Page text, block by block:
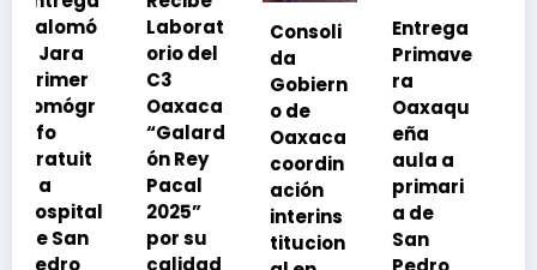
Laborat
orio del
C3
Oaxaca
“Galard
ón Rey
Pacal
2025”
por su
calidad
Consoli
da
Gobiern
o de
Oaxaca
coordin
ación
interins
titucion
Entrega
Primave
ra
Oaxaqu
eña
aula a
primari
a de
San
Exhorta
SSO a
rse de
neumoc
oco
para
preveni
r la